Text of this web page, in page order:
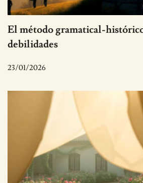
El método gramatical-
debilidades
23/01/2026